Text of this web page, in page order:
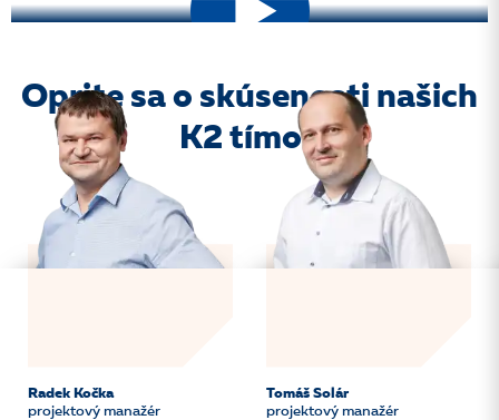
Oprite sa o skúsenosti našich
K2 tímov
Radek Kočka
projektový manažér
Tomáš Solár
projektový manažér